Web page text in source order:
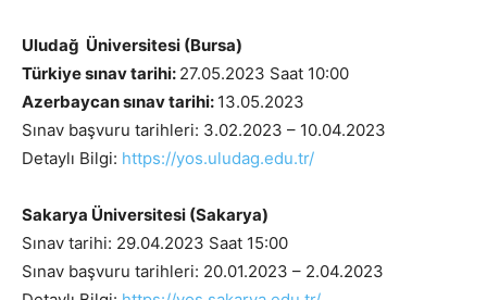
Uludağ Üniversitesi (Bursa)
Türkiye sınav tarihi: 27.05.2023 Saat 10:00
Azerbaycan sınav tarihi: 13.05.2023
Sınav başvuru tarihleri: 3.02.2023 – 10.04.2023
Detaylı Bilgi: https://yos.uludag.edu.tr/
Sakarya Üniversitesi (Sakarya)
Sınav tarihi: 29.04.2023 Saat 15:00
Sınav başvuru tarihleri: 20.01.2023 – 2.04.2023